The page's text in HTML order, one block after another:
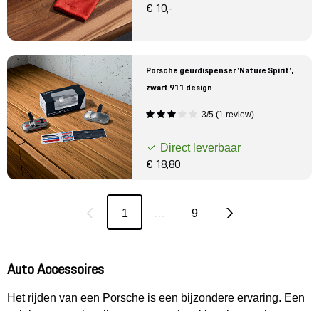
€ 10,-
Porsche geurdispenser 'Nature Spirit',
zwart 911 design
3/5 (1 review)
Direct leverbaar
€ 18,80
1 … 9
Auto Accessoires
Het rijden van een Porsche is een bijzondere ervaring. Een